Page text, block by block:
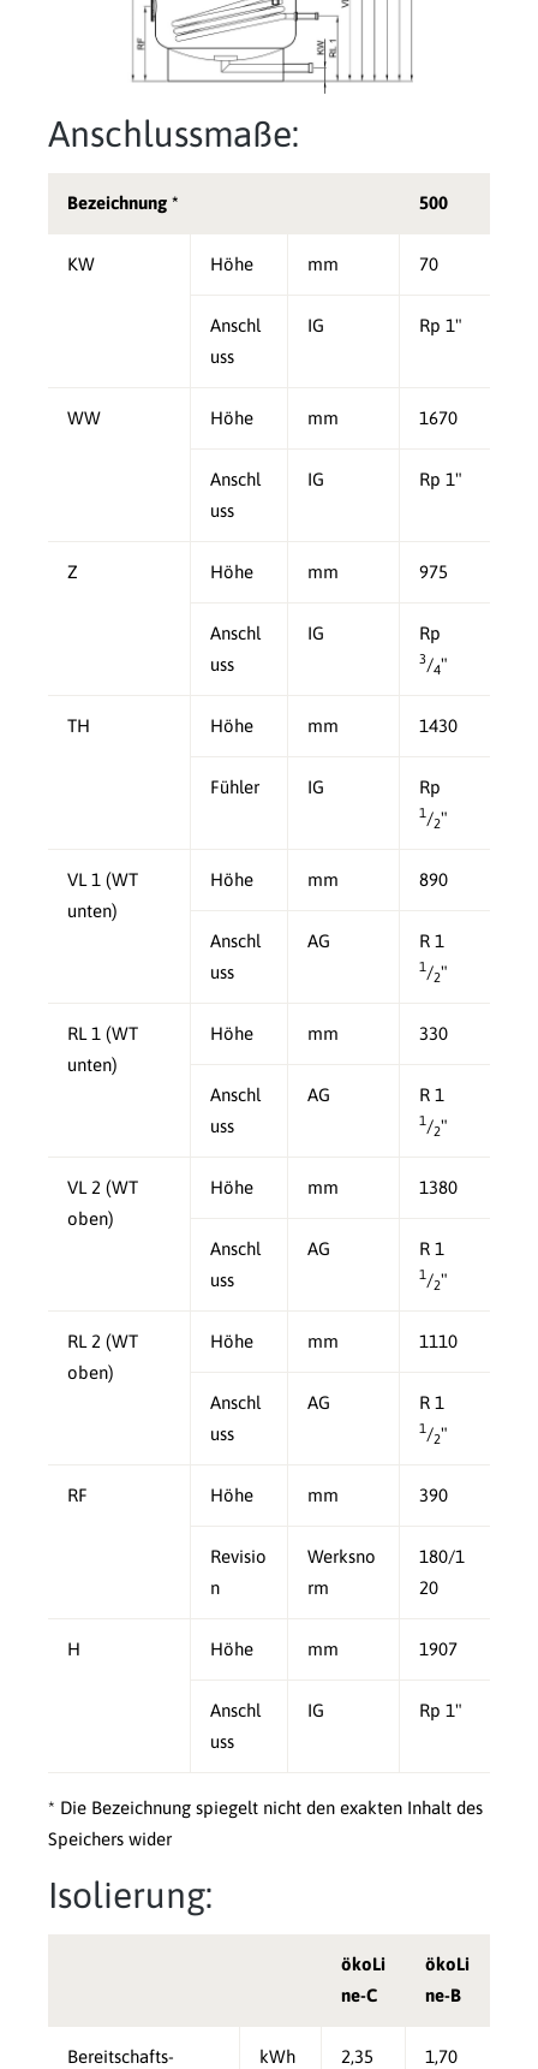
Anschlussmaße:
Bezeichnung * 500
KW Höhe mm 70
Anschl
uss
IG Rp 1"
WW Höhe mm 1670
Anschl
uss
IG Rp 1"
Z Höhe mm 975
Anschl
uss
IG Rp
3/4"
TH Höhe mm 1430
Fühler IG Rp
1 /2"
VL 1 (WT
unten)
Höhe mm 890
Anschl
uss
AG R 1
1 /2"
RL 1 (WT
unten)
Höhe mm 330
Anschl
uss
AG R 1
1 /2"
VL 2 (WT
oben)
Höhe mm 1380
Anschl
uss
AG R 1
1 /2"
RL 2 (WT
oben)
Höhe mm 1110
Anschl
uss
AG R 1
1 /2"
RF Höhe mm 390
Revisio
n
Werksno
rm
180/1
20
H Höhe mm 1907
Anschl
uss
IG Rp 1"
* Die Bezeichnung spiegelt nicht den exakten Inhalt des
Speichers wider
Isolierung:
ökoLi
ne-C
ökoLi
ne-B
Bereitschafts- kWh 2,35 1,70